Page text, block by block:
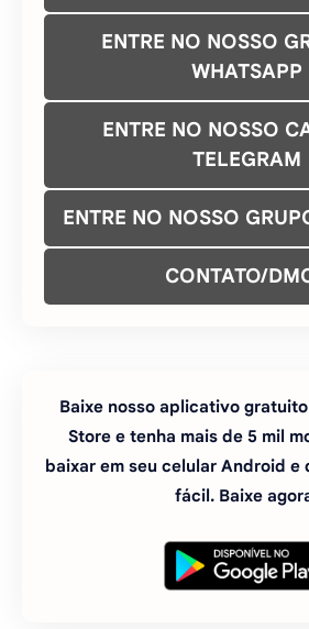
ENTRE NO NOSSO
WHATSAPP
ENTRE NO NOSSO
TELEGRAM
ENTRE NO NOSSO
CONTATO/
Baixe nosso aplicativo
Store e tenha mais de 5 mil
baixar em seu celular Android e
fácil. Baixe